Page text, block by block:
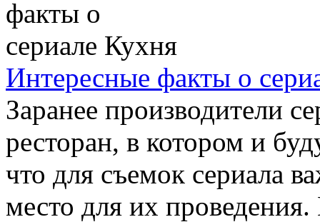
Интересные факты о
Заранее производители
ресторан, в котором и
что для съемок сериала
место для их